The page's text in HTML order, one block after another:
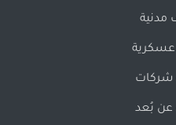
مدنية
شركات
عن بُعد